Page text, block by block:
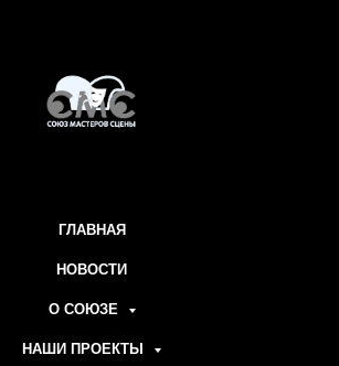
ГЛАВНАЯ
НОВОСТИ
О СОЮЗЕ
НАШИ ПРОЕКТЫ